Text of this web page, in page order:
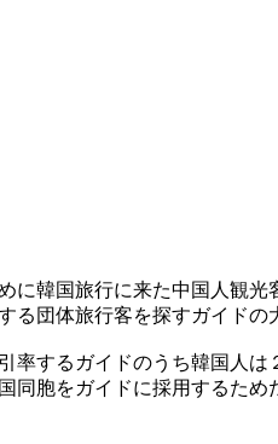
韓国旅行に来た中国人観
団体旅行客を探すガイドの
するガイドのうち韓国人
胞をガイドに採用するため